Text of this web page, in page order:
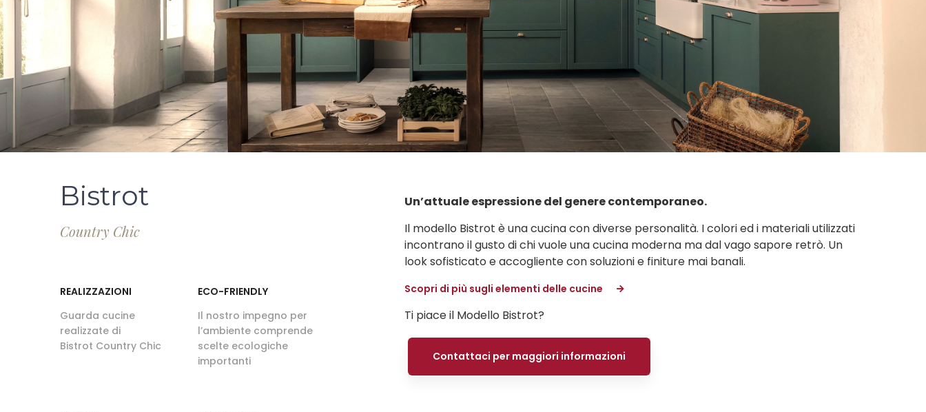
Bistrot
Country Chic
REALIZZAZIONI
Guarda cucine
realizzate di
Bistrot Country Chic
ECO-FRIENDLY
Il nostro impegno per
l’ambiente comprende
scelte ecologiche
importanti
Un’attuale espressione del genere contemporaneo.
Il modello Bistrot è una cucina con diverse personalità. I colori ed i materiali utilizzati
incontrano il gusto di chi vuole una cucina moderna ma dal vago sapore retrò. Un
look sofisticato e accogliente con soluzioni e finiture mai banali.
Scopri di più sugli elementi delle cucine
Ti piace il Modello Bistrot?
Contattaci per maggiori informazioni